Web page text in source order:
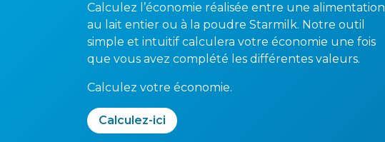
Calculez l’économie réalisée entre une alimentation
au lait entier ou à la poudre Starmilk. Notre outil
simple et intuitif calculera votre économie une fois
que vous avez complété les différentes valeurs.
Calculez votre économie.
Calculez-ici​